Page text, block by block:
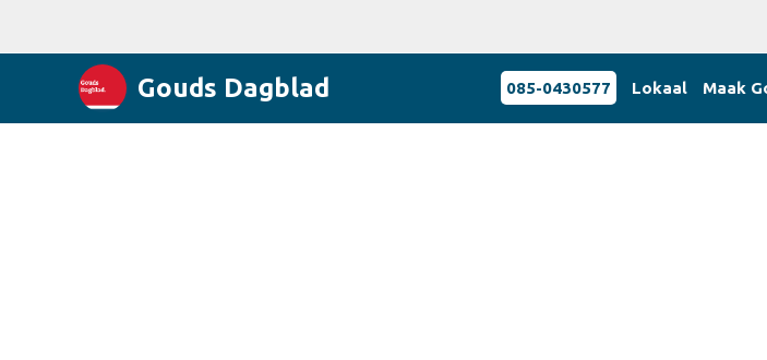
Gouds Dagblad 085-0430577 Lokaal Maak